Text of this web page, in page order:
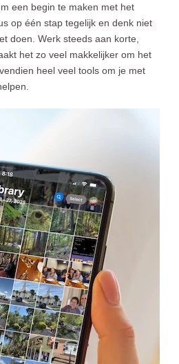
een begin te maken met het
op één stap tegelijk en denk niet
doen. Werk steeds aan korte,
het zo veel makkelijker om het
heel veel tools om je met